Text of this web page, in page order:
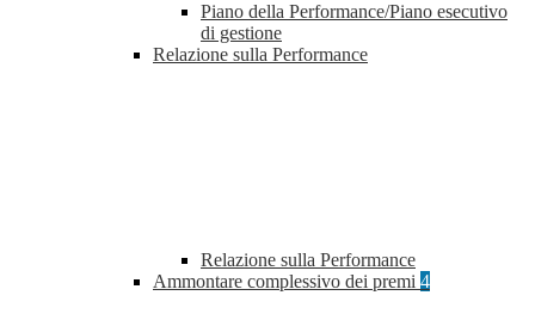
Piano della Performance/Piano esecutivo
di gestione
Relazione sulla Performance
Relazione sulla Performance
Ammontare complessivo dei premi 4